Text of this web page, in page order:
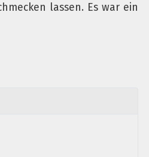
lassen. Es war ein